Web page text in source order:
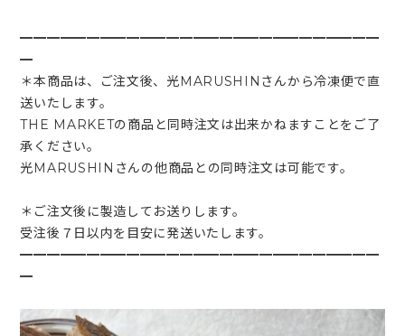
━━━━━━━━━━━━━━━━━━━━━━━━━━━
━
＊本商品は、ご注文後、光MARUSHINさんから冷凍便で直
送いたします。
THE MARKETの商品と同時注文は出来かねますことをご了
承ください。
光MARUSHINさんの他商品との同時注文は可能です。
＊ご注文後に製造してお送りします。
受注後７日以内を目安に発送いたします。
━━━━━━━━━━━━━━━━━━━━━━━━━━━
━